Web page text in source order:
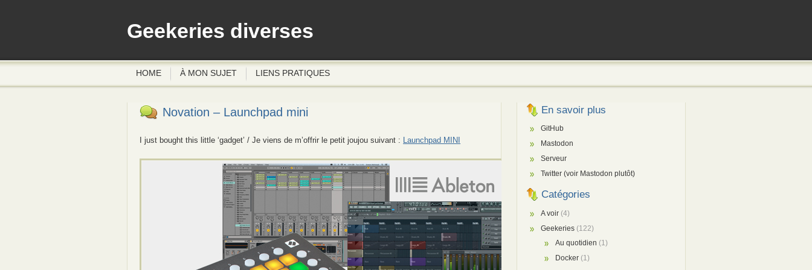
Geekeries diverses
HOME À MON SUJET LIENS PRATIQUES
Novation – Launchpad mini
I just bought this little ‘gadget’ / Je viens de m’offrir le petit joujou suivant : Launchpad MINI
En savoir plus
GitHub
Mastodon
Serveur
Twitter (voir Mastodon plutôt)
Catégories
A voir (4)
Geekeries (122)
Au quotidien (1)
Docker (1)